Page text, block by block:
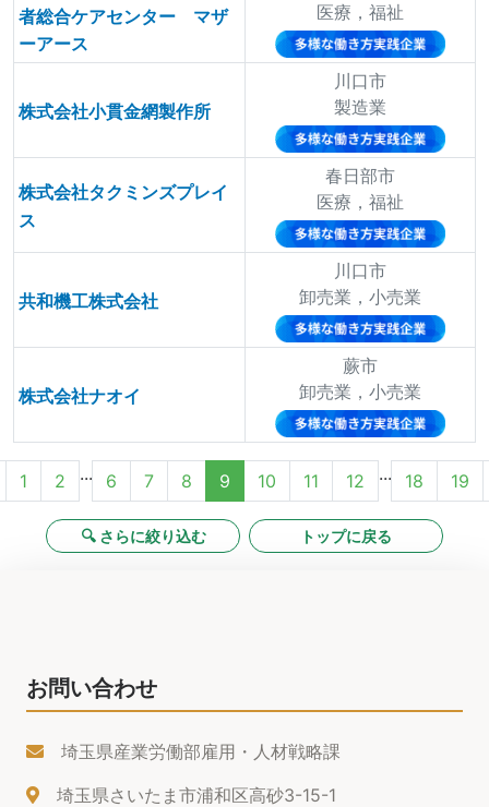
者総合ケアセンター マザ
ーアース
医療，福祉
株式会社小貫金網製作所
川口市
製造業
株式会社タクミンズプレイ
ス
春日部市
医療，福祉
共和機工株式会社
川口市
卸売業，小売業
株式会社ナオイ
蕨市
卸売業，小売業
1 2 ... 6 7 8 9 10 11 12 ... 18 19
🔍 さらに絞り込む トップに戻る
お問い合わせ
埼玉県産業労働部雇用・人材戦略課
埼玉県さいたま市浦和区高砂3-15-1